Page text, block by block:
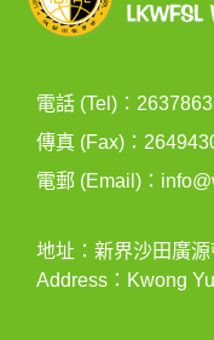
電話 (Tel)：
傳真 (Fax)：
電郵 (Email)：
地址：新界沙田廣源
Address：Kwong